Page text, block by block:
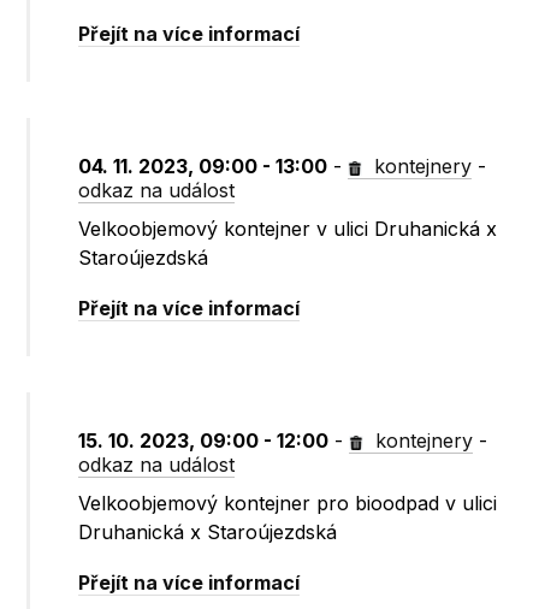
Přejít na více informací
04. 11. 2023, 09:00 - 13:00 - kontejnery -
odkaz na událost
Velkoobjemový kontejner v ulici Druhanická x
Staroújezdská
Přejít na více informací
15. 10. 2023, 09:00 - 12:00 - kontejnery -
odkaz na událost
Velkoobjemový kontejner pro bioodpad v ulici
Druhanická x Staroújezdská
Přejít na více informací